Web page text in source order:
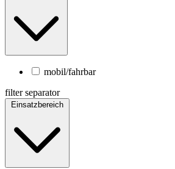
mobil/fahrbar
filter separator
Einsatzbereich